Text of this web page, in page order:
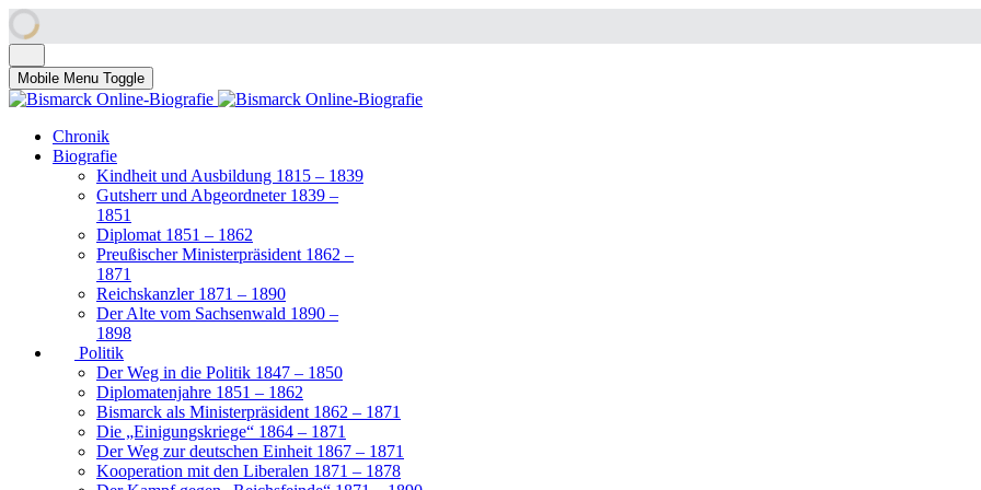
Mobile Menu Toggle
Chronik
Biografie
Kindheit und Ausbildung 1815 – 1839
Gutsherr und Abgeordneter 1839 –
1851
Diplomat 1851 – 1862
Preußischer Ministerpräsident 1862 –
1871
Reichskanzler 1871 – 1890
Der Alte vom Sachsenwald 1890 –
1898
Politik
Der Weg in die Politik 1847 – 1850
Diplomatenjahre 1851 – 1862
Bismarck als Ministerpräsident 1862 – 1871
Die „Einigungskriege“ 1864 – 1871
Der Weg zur deutschen Einheit 1867 – 1871
Kooperation mit den Liberalen 1871 – 1878